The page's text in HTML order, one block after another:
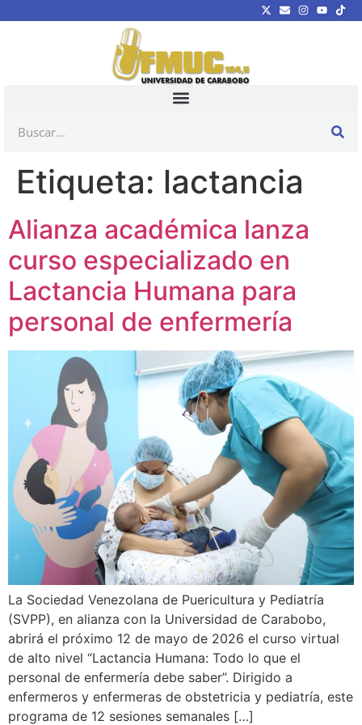
Etiqueta: lactancia
Alianza académica lanza
curso especializado en
Lactancia Humana para
personal de enfermería
La Sociedad Venezolana de Puericultura y Pediatría
(SVPP), en alianza con la Universidad de Carabobo,
abrirá el próximo 12 de mayo de 2026 el curso virtual
de alto nivel “Lactancia Humana: Todo lo que el
personal de enfermería debe saber”. Dirigido a
enfermeros y enfermeras de obstetricia y pediatría, este
programa de 12 sesiones semanales […]